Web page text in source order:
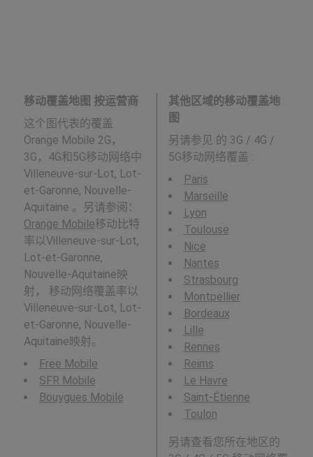
移动覆盖地图 按运营商
这个图代表的覆盖
Orange Mobile 2G，
3G，4G和5G移动网络中
Villeneuve-sur-Lot, Lot-
et-Garonne, Nouvelle-
Aquitaine 。另请参阅：
Orange Mobile移动比特
率以Villeneuve-sur-Lot,
Lot-et-Garonne,
Nouvelle-Aquitaine映
射， 移动网络覆盖率以
Villeneuve-sur-Lot, Lot-
et-Garonne, Nouvelle-
Aquitaine映射。
Free Mobile
SFR Mobile
Bouygues Mobile
其他区域的移动覆盖地
图
另请参见 的 3G / 4G /
5G移动网络覆盖 :
Paris
Marseille
Lyon
Toulouse
Nice
Nantes
Strasbourg
Montpellier
Bordeaux
Lille
Rennes
Reims
Le Havre
Saint-Étienne
Toulon
另请查看您所在地区的